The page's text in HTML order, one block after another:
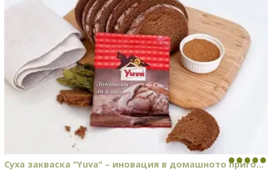
Суха закваска "Yuva" – иновация в домашното приго...